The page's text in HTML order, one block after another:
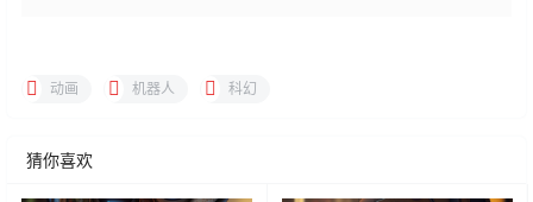
动画 机器人 科幻
猜你喜欢